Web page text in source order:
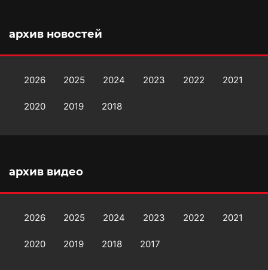
архив новостей
2026 2025 2024 2023 2022 2021
2020 2019 2018
архив видео
2026 2025 2024 2023 2022 2021
2020 2019 2018 2017